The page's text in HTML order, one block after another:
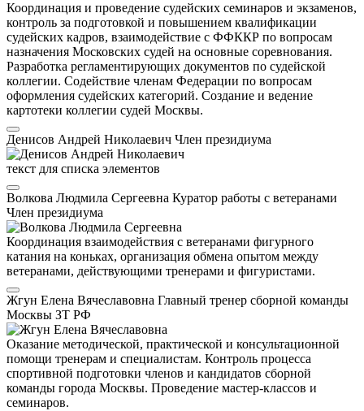
Координация и проведение судейских семинаров и экзаменов,
контроль за подготовкой и повышением квалификации
судейских кадров, взаимодействие с ФФККР по вопросам
назначения Московских судей на основные соревнования.
Разработка регламентирующих документов по судейской
коллегии. Содействие членам Федерации по вопросам
оформления судейских категорий. Создание и ведение
картотеки коллегии судей Москвы.
Денисов Андрей Николаевич Член президиума
текст для списка элементов
Волкова Людмила Сергеевна Куратор работы с ветеранами
Член президиума
Координация взаимодействия с ветеранами фигурного
катания на коньках, организация обмена опытом между
ветеранами, действующими тренерами и фигуристами.
Жгун Елена Вячеславовна Главный тренер сборной команды
Москвы ЗТ РФ
Оказание методической, практической и консультационной
помощи тренерам и специалистам. Контроль процесса
спортивной подготовки членов и кандидатов сборной
команды города Москвы. Проведение мастер-классов и
семинаров.